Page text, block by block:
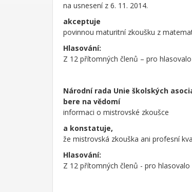
na usnesení z 6. 11. 2014.
akceptuje
povinnou maturitní zkoušku z
Hlasování:
Z 12 přítomných členů – pro
Národní rada Unie školských
bere na vědomí
informaci o mistrovské zkoušce
a konstatuje,
že mistrovská zkouška ani profesní
Hlasování:
Z 12 přítomných členů - pro hlasovalo